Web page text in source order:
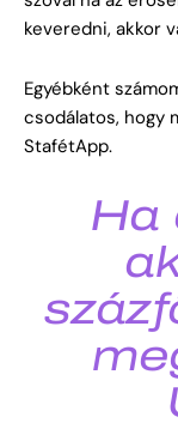
keveredni, akkor
Egyébként
csodálatos, hogy
StafétApp.
Ha